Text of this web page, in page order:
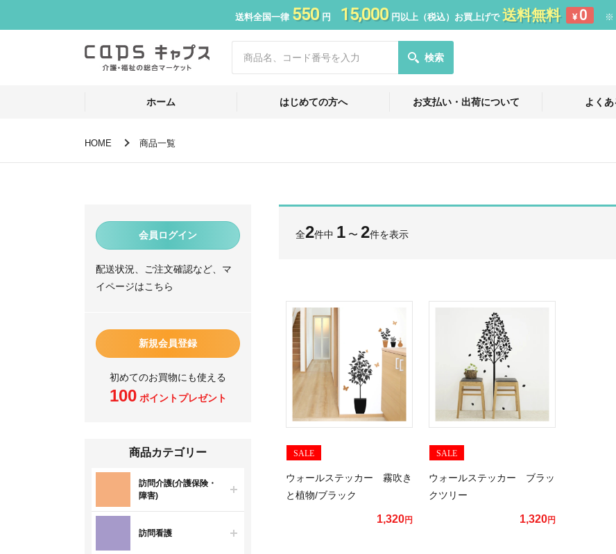
送料全国一律 550円 15,000円以上（税込）お買上げで 送料無料 ¥ 0 ※
検索
ホーム はじめての方へ お支払い・出荷について よく
HOME 商品一覧
会員ログイン
配送状況、ご注文確認など、マ
イページはこちら
新規会員登録
初めてのお買物にも使える
100ポイントプレゼント
商品カテゴリー
訪問介護(介護保険・
障害)
訪問看護
全2件中 1 〜 2件を表示
SALE
ウォールステッカー 霧吹き
と植物/ブラック
1,320円
SALE
ウォールステッカー ブラッ
クツリー
1,320円